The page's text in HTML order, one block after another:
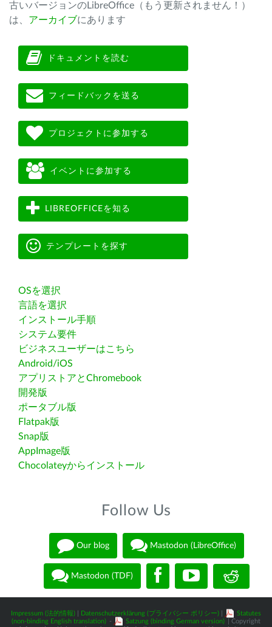
古いバージョンのLibreOffice（もう更新されません！）
は、 アーカイブにあります
ドキュメントを読む
フィードバックを送る
プロジェクトに参加する
イベントに参加する
LIBREOFFICEを知る
テンプレートを探す
OSを選択
言語を選択
インストール手順
システム要件
ビジネスユーザーはこちら
Android/iOS
アプリストアとChromebook
開発版
ポータブル版
Flatpak版
Snap版
AppImage版
Chocolateyからインストール
Follow Us
Our blog Mastodon (LibreOffice)
Mastodon (TDF)
Impressum (法的情報) Datenschutzerklärung (プライバシー ポリシー)
Statutes
(non-binding English translation) - Satzung (binding German version)
| Copyright